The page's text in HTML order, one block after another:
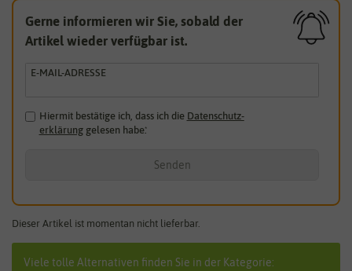
Gerne informieren wir Sie, sobald der
Artikel wieder verfügbar ist.
E-MAIL-ADRESSE
Hiermit bestätige ich, dass ich die Daten­schutz­
erklärunggelesen habe.*
Senden
Dieser Artikel ist momentan nicht lieferbar.
Viele tolle Alternativen finden Sie in der Kategorie: